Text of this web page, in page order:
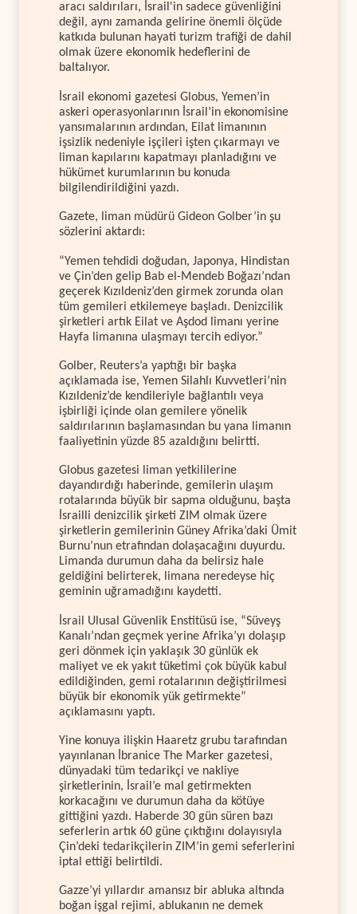
aracı saldırıları, İsrail'in sadece güvenliğini
değil, aynı zamanda gelirine önemli ölçüde
katkıda bulunan hayati turizm trafiği de dahil
olmak üzere ekonomik hedeflerini de
baltalıyor.
İsrail ekonomi gazetesi Globus, Yemen’in
askeri operasyonlarının İsrail’in ekonomisine
yansımalarının ardından, Eilat limanının
işsizlik nedeniyle işçileri işten çıkarmayı ve
liman kapılarını kapatmayı planladığını ve
hükümet kurumlarının bu konuda
bilgilendirildiğini yazdı.
Gazete, liman müdürü Gideon Golber’in şu
sözlerini aktardı:
“Yemen tehdidi doğudan, Japonya, Hindistan
ve Çin’den gelip Bab el-Mendeb Boğazı’ndan
geçerek Kızıldeniz’den girmek zorunda olan
tüm gemileri etkilemeye başladı. Denizcilik
şirketleri artık Eilat ve Aşdod limanı yerine
Hayfa limanına ulaşmayı tercih ediyor.”
Golber, Reuters’a yaptığı bir başka
açıklamada ise, Yemen Silahlı Kuvvetleri’nin
Kızıldeniz’de kendileriyle bağlantılı veya
işbirliği içinde olan gemilere yönelik
saldırılarının başlamasından bu yana limanın
faaliyetinin yüzde 85 azaldığını belirtti.
Globus gazetesi liman yetkililerine
dayandırdığı haberinde, gemilerin ulaşım
rotalarında büyük bir sapma olduğunu, başta
İsrailli denizcilik şirketi ZIM olmak üzere
şirketlerin gemilerinin Güney Afrika’daki Ümit
Burnu’nun etrafından dolaşacağını duyurdu.
Limanda durumun daha da belirsiz hale
geldiğini belirterek, limana neredeyse hiç
geminin uğramadığını kaydetti.
İsrail Ulusal Güvenlik Enstitüsü ise, “Süveyş
Kanalı’ndan geçmek yerine Afrika’yı dolaşıp
geri dönmek için yaklaşık 30 günlük ek
maliyet ve ek yakıt tüketimi çok büyük kabul
edildiğinden, gemi rotalarının değiştirilmesi
büyük bir ekonomik yük getirmekte”
açıklamasını yaptı.
Yine konuya ilişkin Haaretz grubu tarafından
yayınlanan İbranice The Marker gazetesi,
dünyadaki tüm tedarikçi ve nakliye
şirketlerinin, İsrail’e mal getirmekten
korkacağını ve durumun daha da kötüye
gittiğini yazdı. Haberde 30 gün süren bazı
seferlerin artık 60 güne çıktığını dolayısıyla
Çin’deki tedarikçilerin ZIM’in gemi seferlerini
iptal ettiği belirtildi.
Gazze’yi yıllardır amansız bir abluka altında
boğan işgal rejimi, ablukanın ne demek